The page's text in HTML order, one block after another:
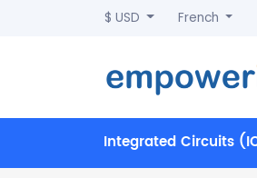
$ USD French
Integrated Circuits